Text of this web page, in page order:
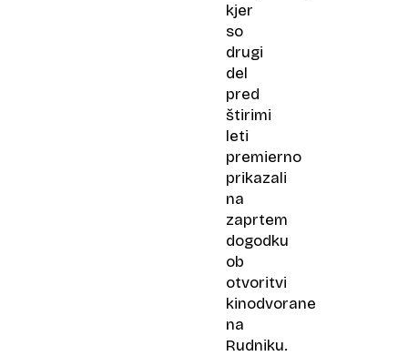
kjer
so
drugi
del
pred
štirimi
leti
premierno
prikazali
na
zaprtem
dogodku
ob
otvoritvi
kinodvorane
na
Rudniku.